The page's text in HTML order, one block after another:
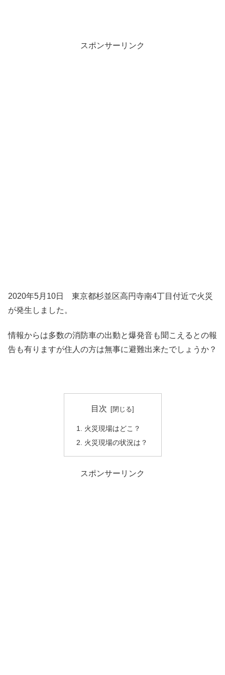
スポンサーリンク
2020年5月10日 東京都杉並区高円寺南4丁目付近で火災
が発生しました。
情報からは多数の消防車の出動と爆発音も聞こえるとの報
告も有りますが住人の方は無事に避難出来たでしょうか？
目次
火災現場はどこ？
火災現場の状況は？
スポンサーリンク